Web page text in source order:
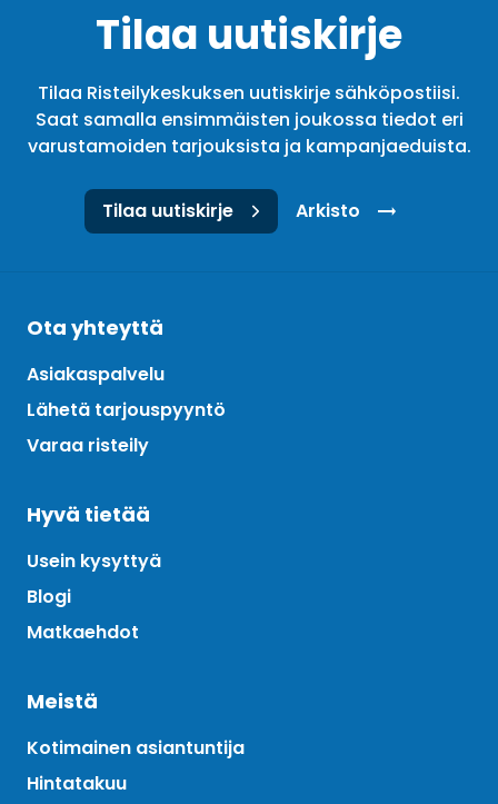
Tilaa uutiskirje
Tilaa Risteilykeskuksen uutiskirje sähköpostiisi.
Saat samalla ensimmäisten joukossa tiedot eri
varustamoiden tarjouksista ja kampanjaeduista.
Tilaa uutiskirje Arkisto
Ota yhteyttä
Asiakaspalvelu
Lähetä tarjouspyyntö
Varaa risteily
Hyvä tietää
Usein kysyttyä
Blogi
Matkaehdot
Meistä
Kotimainen asiantuntija
Hintatakuu